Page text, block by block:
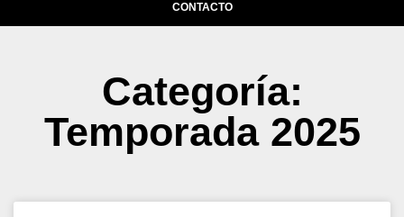
CONTACTO
Categoría:
Temporada 2025